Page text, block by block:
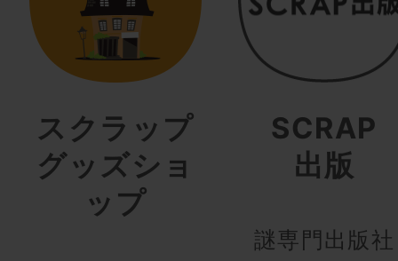
スクラップ
グッズショ
ップ
SCRAP
出版
謎専門出版社